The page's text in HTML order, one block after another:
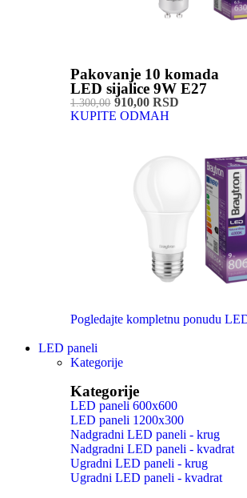
Pakovanje 10 komada
LED sijalice 9W E27
1.300,00910,00 RSD
KUPITE ODMAH
Pogledajte kompletnu ponudu
LED paneli
Kategorije
Kategorije
LED paneli 600x600
LED paneli 1200x300
Nadgradni LED paneli - krug
Nadgradni LED paneli - kvadrat
Ugradni LED paneli - krug
Ugradni LED paneli - kvadrat